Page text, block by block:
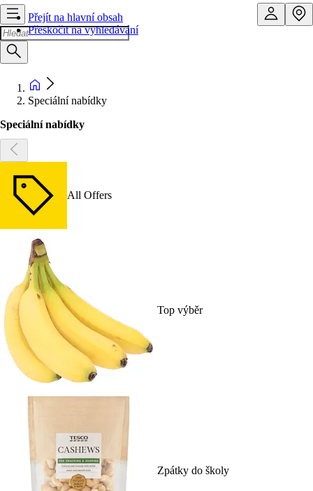
Přejít na hlavní obsah
Přeskočit na vyhledávání
Speciální nabídky
Speciální nabídky
All Offers
Top výběr
Zpátky do školy